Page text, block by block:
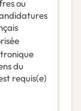
ou
du
requis(e)